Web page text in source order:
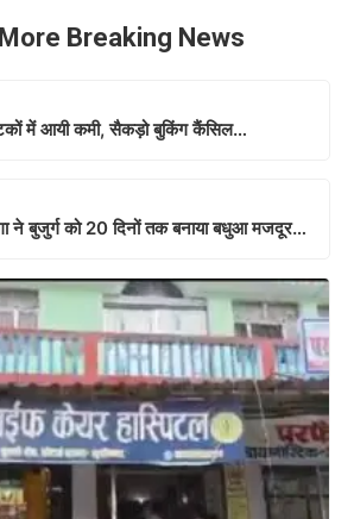
Breaking News
में आयी कमी, सैकड़ो बुकिंग कैंसिल…
ने बुजुर्ग को 20 दिनों तक बनाया बधुआ मजदूर…